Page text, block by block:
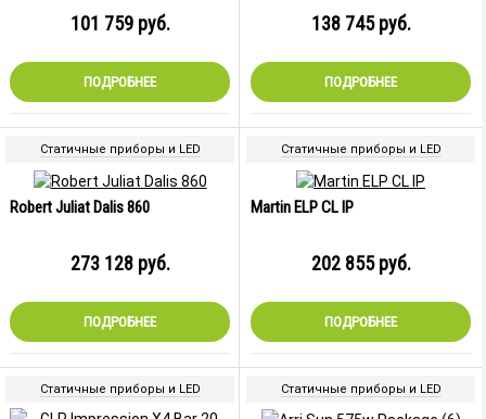
101 759руб.
ПОДРОБНЕЕ
138 745руб.
ПОДРОБНЕЕ
Статичные приборы и LED
Robert Juliat Dalis 860
273 128руб.
ПОДРОБНЕЕ
Статичные приборы и LED
Martin ELP CL IP
202 855руб.
ПОДРОБНЕЕ
Статичные приборы и LED Статичные приборы и LED